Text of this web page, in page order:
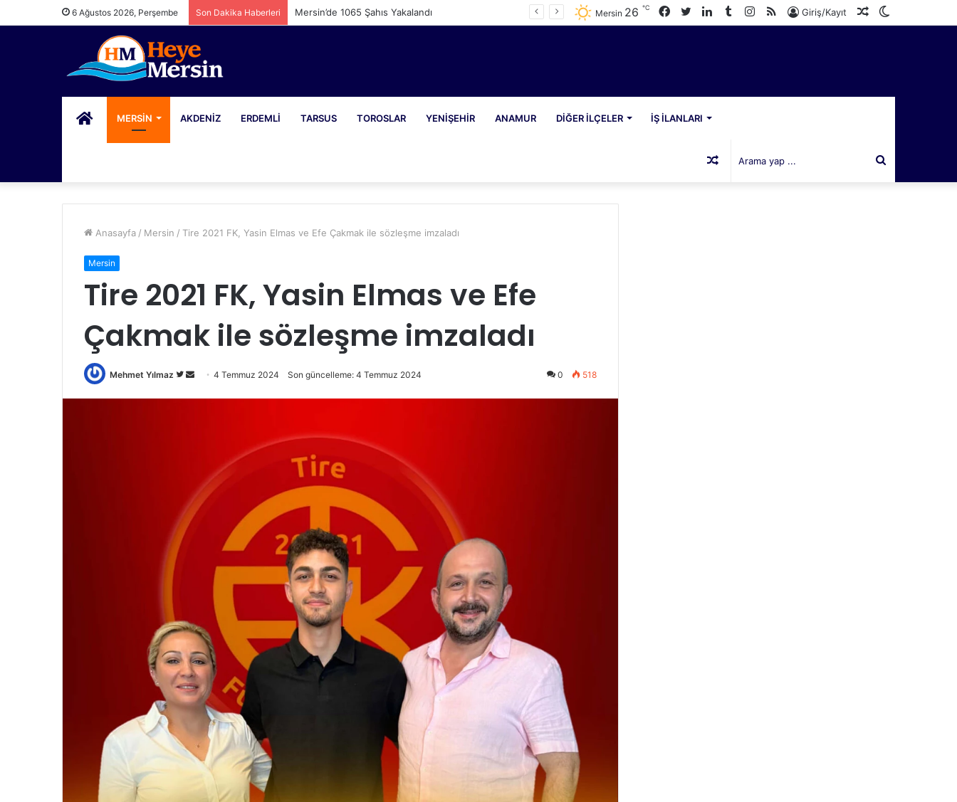
6 Ağustos 2026, Perşembe Son Dakika Haberleri Mersin’de 1065 Şahıs Yakalandı
Rastgele
Giriş/Kayıt
RSS
Instagram
Tumblr
LinkedIn
Twitter
Facebook
Mersin 26 ℃
PORTALMERSIN AKDENIZ ERDEMLI TARSUS TOROSLAR YENIŞEHIR ANAMUR DIĞER İLÇELER İŞ İLANLARI
Arama
Rastgele
Anasayfa / Mersin / Tire 2021 FK, Yasin Elmas ve Efe Çakmak ile sözleşme imzaladı
Mersin
Tire 2021 FK, Yasin Elmas ve Efe
Çakmak ile sözleşme imzaladı
Mehmet Yılmaz
Twitter'da
Bir
4 Temmuz 2024 Son güncelleme: 4 Temmuz 2024 0 518